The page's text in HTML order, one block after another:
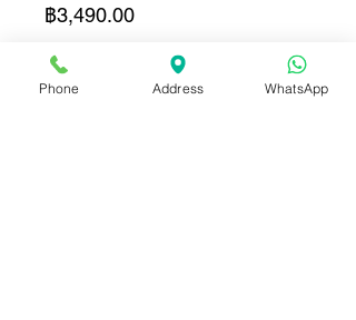
฿3,490.00ราคา
จำนวน
Phone Address WhatsApp